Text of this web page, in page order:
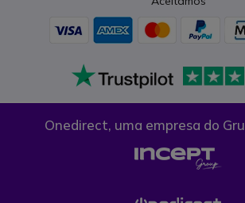
Onedirect, uma empresa do